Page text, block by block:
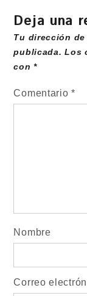
Deja una
Tu dirección
publicada. Los
con*
Comentario*
Nombre
Correo